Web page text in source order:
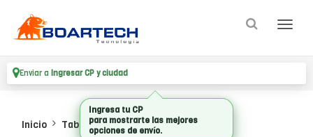
Enviar a Ingresar CP y ciudad
Inicio Tablet Ebook
Ingresa tu CP
para mostrarte las mejores
opciones de envío.